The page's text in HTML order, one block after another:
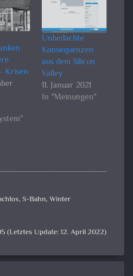
Krisen
Unbedachte
Konsequenzen
aus dem Silicon
Valley
11. Januar 2021
In "Meinungen"
,S-Bahn,Winter
(Letztes Update: 12. April 2022)